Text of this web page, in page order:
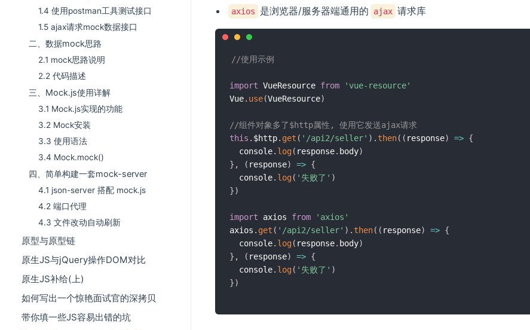
1.4 使用postman工具测试接口
1.5 ajax请求mock数据接口
二、数据mock思路
2.1 mock思路说明
2.2 代码描述
三、Mock.js使用详解
3.1 Mock.js实现的功能
3.2 Mock安装
3.3 使用语法
3.4 Mock.mock()
四、简单构建一套mock-server
4.1 json-server 搭配 mock.js
4.2 端口代理
4.3 文件改动自动刷新
原型与原型链
原生JS与jQuery操作DOM对比
原生JS补给(上)
如何写出一个惊艳面试官的深拷贝
带你填一些JS容易出错的坑
axios 是浏览器/服务器端通用的 ajax 请求库
//使用示例
import VueResource from
'vue-resource'
Vue. use(VueResource)
//组件对象多了$http属性, 使用它发送ajax请求
this . $http. get ( '/api2/seller' ) . then( ( response) => {
  console
. log( response. body)
} , ( response) => {
  console
. log( '失败了' )
})
import axios from
'axios'
axios . get ( '/api2/seller' ) . then( ( response) => {
  console
. log( response. body)
} , ( response) => {
  console
. log( '失败了' )
})